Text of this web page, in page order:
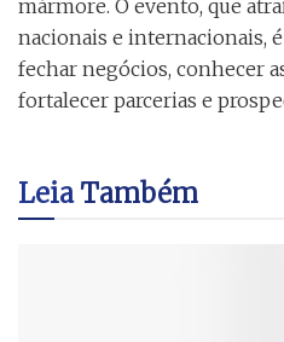
mármore. O evento, que
nacionais e internacionais,
fechar negócios, conhecer
fortalecer parcerias e
LeiaTambém